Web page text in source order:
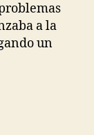
a la
un